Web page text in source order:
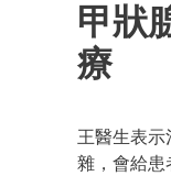
甲狀
療
王醫生表示
雜，會給患